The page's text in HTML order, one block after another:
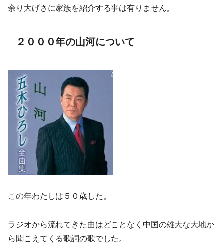
余り大げさに家族を紹介する事は有りません。
２０００年の山河について
この年わたしは５０歳した。
ラジオから流れてきた曲はどことなく中国の雄大な大地か
ら聞こえてくる歌詞の歌でした。